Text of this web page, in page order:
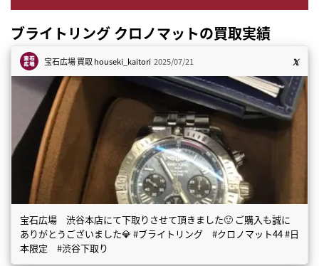
ブライトリング クロノマットの買取実績
宝石広場 買取houseki_kaitori 2025/07/21
宝石広場 渋谷本店にて下取りさせて頂きました🙂 ご購入も誠に
ありがとうございました💎 #ブライトリング #クロノマット44 #日
本限定 #渋谷下取り